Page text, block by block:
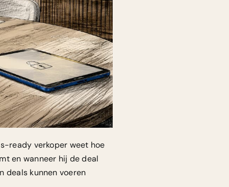
ready verkoper weet hoe
en wanneer hij de deal
deals kunnen voeren